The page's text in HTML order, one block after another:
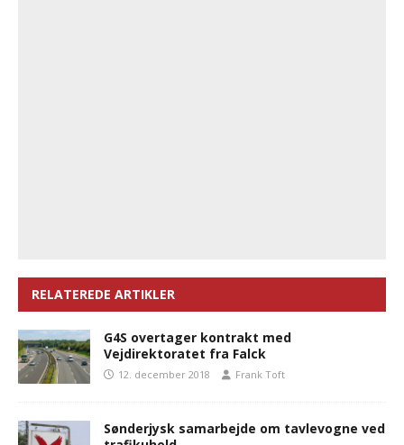
RELATEREDE ARTIKLER
G4S overtager kontrakt med
Vejdirektoratet fra Falck
12. december 2018 Frank Toft
Sønderjysk samarbejde om tavlevogne ved